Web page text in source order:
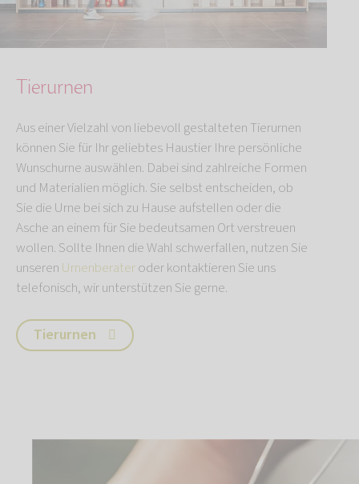
Tierurnen
Aus einer Vielzahl von liebevoll gestalteten Tierurnen
können Sie für Ihr geliebtes Haustier Ihre persönliche
Wunschurne auswählen. Dabei sind zahlreiche Formen
und Materialien möglich. Sie selbst entscheiden, ob
Sie die Urne bei sich zu Hause aufstellen oder die
Asche an einem für Sie bedeutsamen Ort verstreuen
wollen. Sollte Ihnen die Wahl schwerfallen, nutzen Sie
unseren Urnenberateroder kontaktieren Sie uns
telefonisch, wir unterstützen Sie gerne.
Tierurnen